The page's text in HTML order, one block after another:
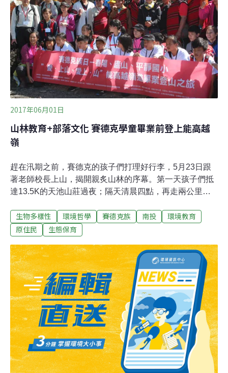
賣，而是作為出嫁女兒的嫁妝。為推動部落經濟成立合作
社山里部落以一級產業為主，現有的農作物包括苦茶樹、
梅子、稻米及少量的火龍果、咖啡、筆柿、香蕉、枇杷
等。由於一級產業的收入不穩定，也使得族人必須離鄉外
出謀職、打零工，才能維持生計。目前部落有183戶，實
際居住人數僅約200人，以60歲以上、19歲以下的老幼人
口佔多數，青壯年大多離開部落到外地
2017年06月01日
山林教育+部落文化 賽德克學童畢業前登上能高越
嶺
趕在汛期之前，賽德克的孩子們打理好行李，5月23日跟
著老師校長上山，揭開親炙山林的序幕。第一天孩子們抵
達13.5K的天池山莊過夜；隔天清晨四點，再走兩公里路
明，成為孩子們畢業前的禮物。前原民會副主委洪良全期
待，「能高畢業登山」成為賽德克族的新傳統！畢業前登
6個賽德克族部落與林務局合辦「愛．上山、愛上．山—
能高越嶺道畢業登山之旅」，由部落耆老及家長帶領春
陽、廬山及平靜國小應屆畢業的「賽德克之子」，辦理為
期2天的能高畢業登山活動，學習傳統狩獵文化與山林智
慧。此活動早預計在一個月前4月23日「賽德克族日」
【註1】展開，因山上雨勢不歇而延後。積極斡旋這些活
動的是「南投縣能高越嶺道生態旅遊推動發展協會」【註
2】，理事長洪良全表示，423是賽德克族的正名日，在這
一天辦理「能高畢業登山」，是正名以來的創
生物多樣性 環境哲學 賽德克族 南投
環境教育
原住民
生態保育